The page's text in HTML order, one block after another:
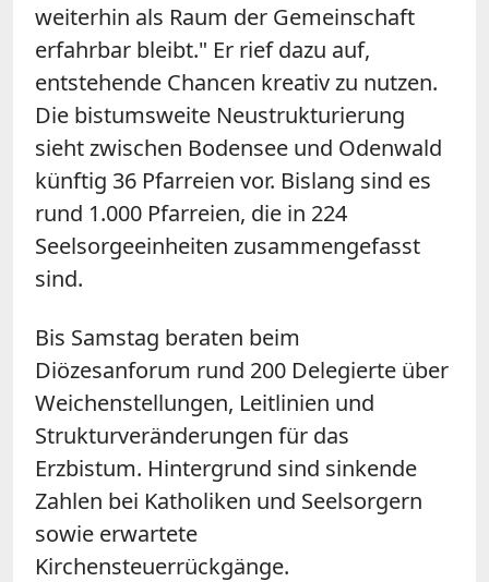
weiterhin als Raum der Gemeinschaft
erfahrbar bleibt." Er rief dazu auf,
entstehende Chancen kreativ zu nutzen.
Die bistumsweite Neustrukturierung
sieht zwischen Bodensee und Odenwald
künftig 36 Pfarreien vor. Bislang sind es
rund 1.000 Pfarreien, die in 224
Seelsorgeeinheiten zusammengefasst
sind.
Bis Samstag beraten beim
Diözesanforum rund 200 Delegierte über
Weichenstellungen, Leitlinien und
Strukturveränderungen für das
Erzbistum. Hintergrund sind sinkende
Zahlen bei Katholiken und Seelsorgern
sowie erwartete
Kirchensteuerrückgänge.